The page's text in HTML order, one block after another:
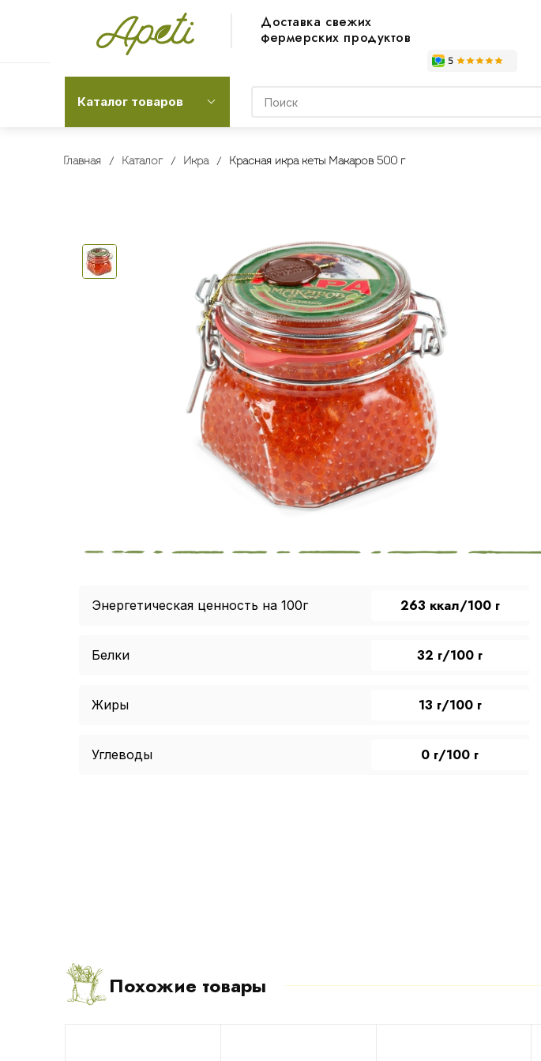
Доставка свежих
фермерских продуктов
Каталог товаров
Главная Каталог Икра Красная икра кеты Макаров 500 г
Энергетическая ценность на 100г 263 ккал/100 г
Белки 32 г/100 г
Жиры 13 г/100 г
Углеводы 0 г/100 г
Похожие товары